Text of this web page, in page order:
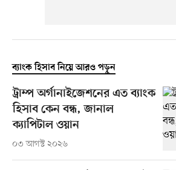
ব্যাংক হিসাব নিয়ে আরও পড়ুন
ট্রাম্প অর্গানাইজেশনের এত ব্যাংক
হিসাব কেন বন্ধ, জানাল
ক্যাপিটাল ওয়ান
০৩ আগস্ট ২০২৬